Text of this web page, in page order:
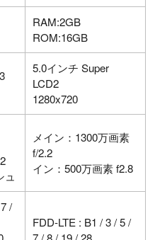
RAM:2GB
ROM:16GB
5.0インチ Super
LCD2
1280x720
ュ
メイン：1300万画素
f/2.2
イン：500万画素 f2.8
/
FDD-LTE : B1 / 3 / 5 /